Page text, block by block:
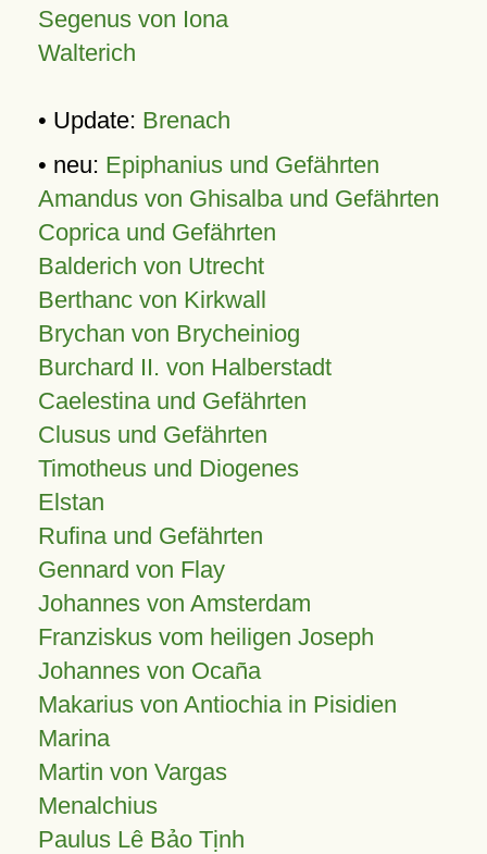
Segenus von Iona
Walterich
• Update: Brenach
• neu: Epiphanius und Gefährten
Amandus von Ghisalba und Gefährten
Coprica und Gefährten
Balderich von Utrecht
Berthanc von Kirkwall
Brychan von Brycheiniog
Burchard II. von Halberstadt
Caelestina und Gefährten
Clusus und Gefährten
Timotheus und Diogenes
Elstan
Rufina und Gefährten
Gennard von Flay
Johannes von Amsterdam
Franziskus vom heiligen Joseph
Johannes von Ocaña
Makarius von Antiochia in Pisidien
Marina
Martin von Vargas
Menalchius
Paulus Lê Bảo Tịnh